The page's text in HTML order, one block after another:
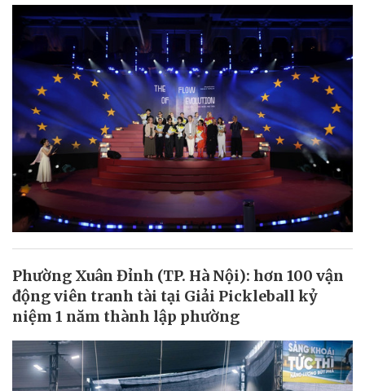
Phường Xuân Đỉnh (TP. Hà Nội): hơn 100 vận
động viên tranh tài tại Giải Pickleball kỷ
niệm 1 năm thành lập phường